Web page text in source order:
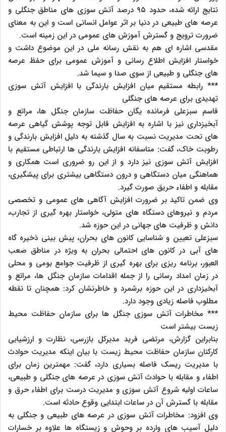
نتایج ارائه شده، حدود ۹۵ درصد آتش سوزی های مناطق جنگلی و
عرصه های طبیعی در دنیا بر اثر عوامل انسانی است و این به معنای
ضرورت ترویج و گسترش آموزش های عمومی در این زمینه است.
مقدسی اشاره ای هم به نقش رسانه ملی در این موضوع داشت و
خواستار افزایش اطلاع رسانی و آموزش عمومی برای حفظ عرصه
های جنگلی و طبیعی از سوی صدا و سیما شد.
*** رابطه مستقیم میان افزایش بارندگی با افزایش آتش سوزی
تهدیدی برای عرصه های جنگلی
قاسم سبزعلی فرمانده یگان حفاظت سازمان جنگل ها، مراتع و
آبخیزداری نیز با اشاره به افزایش قابل توجه پوشش گیاهی عرصه
های تحت مدیریت نسبت به سال گذشته به دلیل افزایش بارندگی و
رطوبت خاک، گفت: متاسفانه افزایش بارندگی ها ارتباطی مستقیم با
افزایش آتش سوزی نیز دارد و از این رو ضروری است همکاری و
هماهنگی میان دستگاهی و درون دستگاهی بیشتری برای پیشگیری،
مقابله و اطفاء حریق صورت گیرد.
وی ضمن تاکید بر ضرورت افزایش آگاهی های عمومی و تخصصی
مردم و نیروهای دستگاه های متولی، خواستار بهره گیری از تجارب،
دانش و ظرفیت های جهانی در این حوزه شد.
سبزعلی تعیین و شناسایی کانون های بحران، پیش بینی ذخیره گاه
های آبی در کانون های احتمالی بحران به ویژه در مناطق صعب
العبور، برنامه ریزی برای بهره گیری از ظرفیت جوامع بومی و محلی
در زمان امداد رسانی را از جمله اقدامات سازمان جنگل ها، مراتع و
آبخیزداری در این حوزه برشمرد و خاطرنشان کرد: همچنان تا نقطه
مطلوب فاصله زیادی وجود دارد.
*** مخاطرات آتش سوزی جنگل ها برای سازمان حفاظت محیط
زیست بیشتر است
بنابراین گزارش، مرتضی فرید مدیرکل بازرسی، نظارت و ارزشیابی
کارکنان سازمان حفاظت محیط زیست با بیان اینکه مدیریت حوادث
با مدیریت ریسک فاصله بسیاری دارد، گفت: مهمترین زمان برای
اطفاء و مقابله با حوادث آتش سوزی در عرصه های جنگلی و طبیعی،
ساعات اولیه شروع آتش سوزی و مدیریت درست برای اطفاء حرق و
مقابله با گسترش آن در ساعات ابتدایی وقوع حادثه است.
وی افزود: مخاطرات آتش سوزی در عرصه های طبیعی و جنگلی به
دلیل آسیب های وارده بر وحوش و زیستگاه ها علاوه بر خسارات